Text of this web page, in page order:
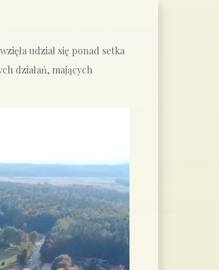
udział się ponad setka
działań, mających